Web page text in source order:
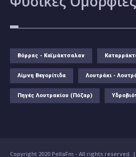
Βόρρας - Καϊμάκτσαλαν
Λίμνη Βεγορίτιδα Λουτράκι -
Πηγές Λουτρακίου (Πόζαρ)
Copyright 2020 PellaFm - All rights reserved.